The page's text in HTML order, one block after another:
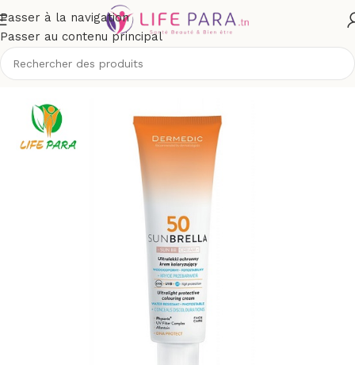
Passer à la navigation
Passer au contenu principal
Solaires/Crèmes solaires/Protection supérieure à spf 50+